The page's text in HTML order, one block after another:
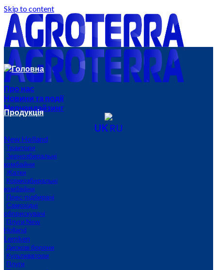
Skip to content
Про нас
Новини та події
Мерчандайзинг
UK RU
Головна
Продукція
New Holland
Трактори
Зернозбиральні
комбайни
Жатки
Кормозбиральні
комбайни
Прес-підбирачі
Самохідні
обприскувачі
Плуги New
Holland
Lemken
Дискові борони
Культиватори
Плуги